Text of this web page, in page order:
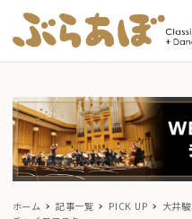
ホーム 記事一覧 PICK UP
大井